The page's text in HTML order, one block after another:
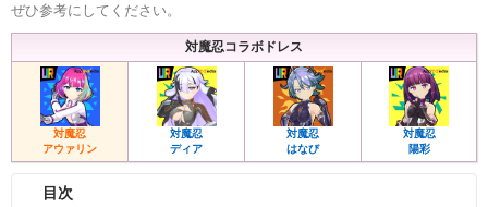
ぜひ参考にしてください。
対魔忍コラボドレス
対魔忍
アウァリン
対魔忍
ディア
対魔忍
はなび
対魔忍
陽彩
目次